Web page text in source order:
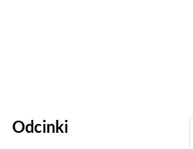
Odcinki